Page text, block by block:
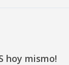
hoy mismo!